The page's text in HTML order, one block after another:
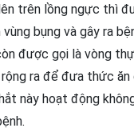
trên lồng ngực thì
bụng và gây ra
được gọi là vòng
ra để đưa thức
này hoạt động